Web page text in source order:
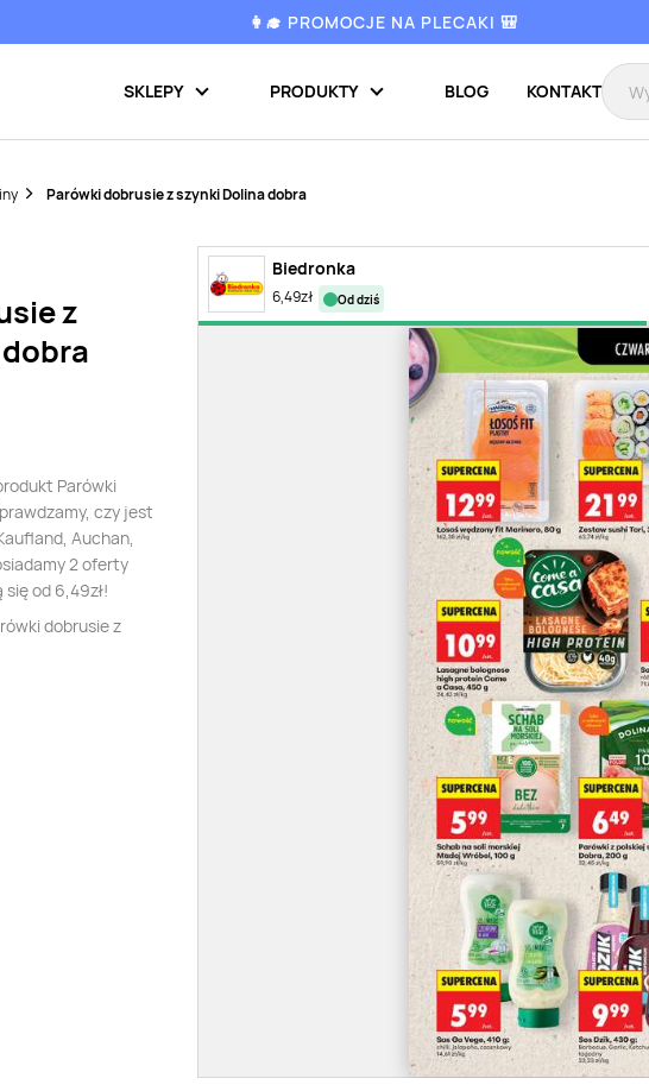
👩‍🎓 PROMOCJE NA PLECAKI 🎒
SKLEPY PRODUKTY BLOG KONTAKT
Parówki dobrusie z szynki Dolina dobra
z
Parówki
czy jest
Auchan,
2 oferty
od 6,49zł!
dobrusie z
Biedronka
6,49zł od dziś